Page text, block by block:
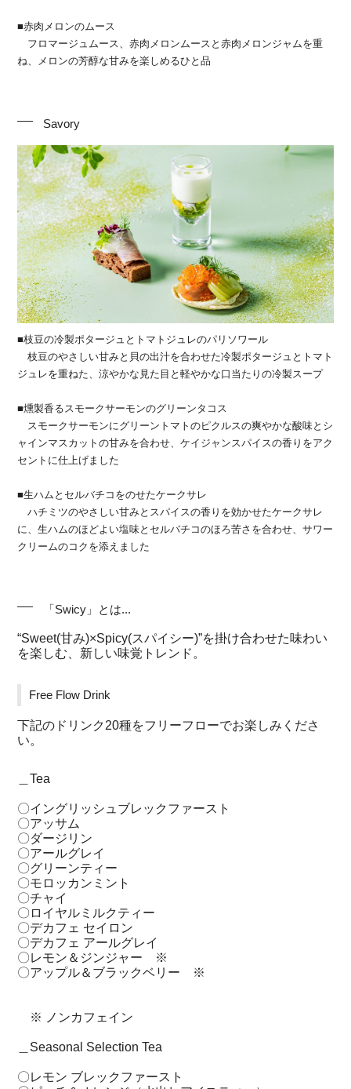
■赤肉メロンのムース
フロマージュムース、赤肉メロンムースと赤肉メロンジャムを重
ね、メロンの芳醇な甘みを楽しめるひと品
Savory
■枝豆の冷製ポタージュとトマトジュレのパリソワール
枝豆のやさしい甘みと貝の出汁を合わせた冷製ポタージュとトマト
ジュレを重ねた、涼やかな見た目と軽やかな口当たりの冷製スープ
■燻製香るスモークサーモンのグリーンタコス
スモークサーモンにグリーントマトのピクルスの爽やかな酸味とシ
ャインマスカットの甘みを合わせ、ケイジャンスパイスの香りをアク
セントに仕上げました
■生ハムとセルバチコをのせたケークサレ
ハチミツのやさしい甘みとスパイスの香りを効かせたケークサレ
に、生ハムのほどよい塩味とセルバチコのほろ苦さを合わせ、サワー
クリームのコクを添えました
「Swicy」とは...
“Sweet(甘み)×Spicy(スパイシー)”を掛け合わせた味わい
を楽しむ、新しい味覚トレンド。
Free Flow Drink
下記のドリンク20種をフリーフローでお楽しみくださ
い。
＿Tea
〇イングリッシュブレックファースト
〇アッサム
〇ダージリン
〇アールグレイ
〇グリーンティー
〇モロッカンミント
〇チャイ
〇ロイヤルミルクティー
〇デカフェ セイロン
〇デカフェ アールグレイ
〇レモン＆ジンジャー ※
〇アップル＆ブラックベリー ※
※ ノンカフェイン
＿Seasonal Selection Tea
〇レモン ブレックファースト